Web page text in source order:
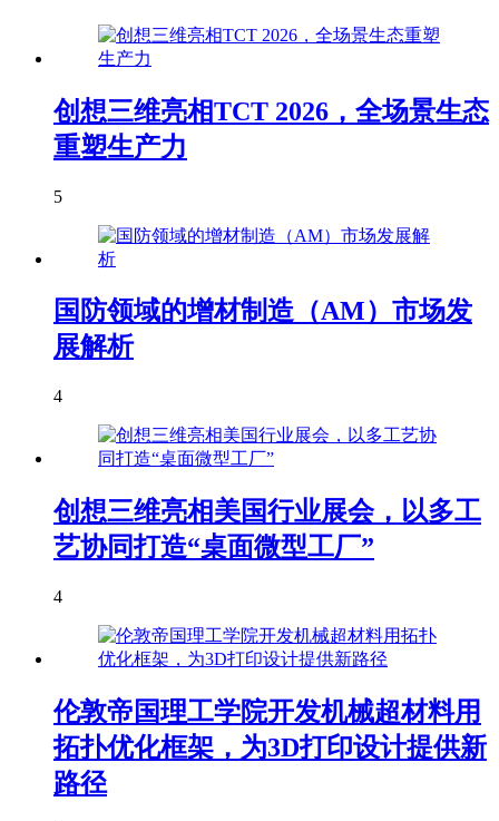
创想三维亮相TCT 2026，全场景生态
重塑生产力
5
国防领域的增材制造（AM）市场发
展解析
4
创想三维亮相美国行业展会，以多工
艺协同打造“桌面微型工厂”
4
伦敦帝国理工学院开发机械超材料用
拓扑优化框架，为3D打印设计提供新
路径